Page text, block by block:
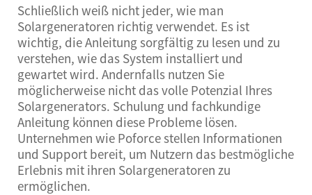
Schließlich weiß nicht jeder, wie man
Solargeneratoren richtig verwendet. Es ist
wichtig, die Anleitung sorgfältig zu lesen und zu
verstehen, wie das System installiert und
gewartet wird. Andernfalls nutzen Sie
möglicherweise nicht das volle Potenzial Ihres
Solargenerators. Schulung und fachkundige
Anleitung können diese Probleme lösen.
Unternehmen wie Poforce stellen Informationen
und Support bereit, um Nutzern das bestmögliche
Erlebnis mit ihren Solargeneratoren zu
ermöglichen.